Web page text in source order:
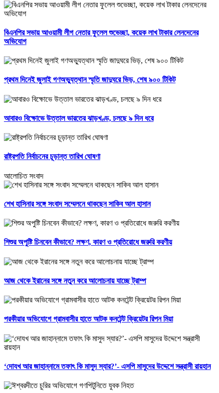
বিএনপির সভায় আওয়ামী লীগ নেতার ফুলেল শুভেচ্ছা, কয়েক লাখ টাকার লেনদেনের
অভিযোগ
প্রথম দিনেই জুলাই গণঅভ্যুত্থান স্মৃতি জাদুঘরে ভিড়, শেষ ৯০০ টিকিট
আবারও বিক্ষোভে উত্তাল ভারতের ঝাড়খণ্ড, চলছে ৯ দিন ধরে
রাষ্ট্রপতি নির্বাচনের চূড়ান্ত তারিখ ঘোষণা
আলোচিত সংবাদ
শেখ হাসিনার সঙ্গে সংবাদ সম্মেলনে থাকছেন সাকিব আল হাসান
শিশুর অপুষ্টি চিনবেন কীভাবে? লক্ষণ, কারণ ও প্রতিরোধে জরুরি করণীয়
আজ থেকে ইরানের সঙ্গে নতুন করে আলোচনায় যাচ্ছে ট্রাম্প
পরকীয়ার অভিযোগে গ্রামবাসীর হাতে আটক কনটেন্ট ক্রিয়েটর রিপন মিয়া
‘দোযখ আর জাহান্নামে তফাৎ কি মাসুদ স্যার?’- এসপি মাসুদের উদ্দেশে সন্ত্রাসী রায়হান